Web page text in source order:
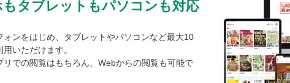
タブレットもパソコンも対応
ォンをはじめ、タブレットやパソコンなど最大10
いただけます。
リでの閲覧はもちろん、Webからの閲覧も可能で